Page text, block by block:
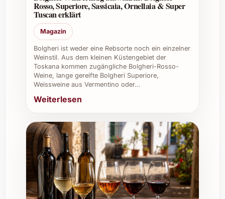
Firmenevents:Schafft eine elegante
Atmosphäre mit hochwertigen Tropfen.
Weinkeller:
für Sammler und Geniesser.
Erleben Sie Genussmomente voller Raffinesse
und bestellen Sie den Burn Cottage Vineyard
Pinot Noir 2020 – ideal für alle, die
anspruchsvollen Wein in bester Qualität
Rosso, Superiore, Sassicaia, Ornellaia & Super
Tuscan erklärt
Magazin
Bolgheri ist weder eine Rebsorte noch ein einzelner
Weinstil. Aus dem kleinen Küstengebiet der
Toskana kommen zugängliche Bolgheri-Rosso-
Weine, lange gereifte Bolgheri Superiore,
Weissweine aus Vermentino oder…
Weiterlesen